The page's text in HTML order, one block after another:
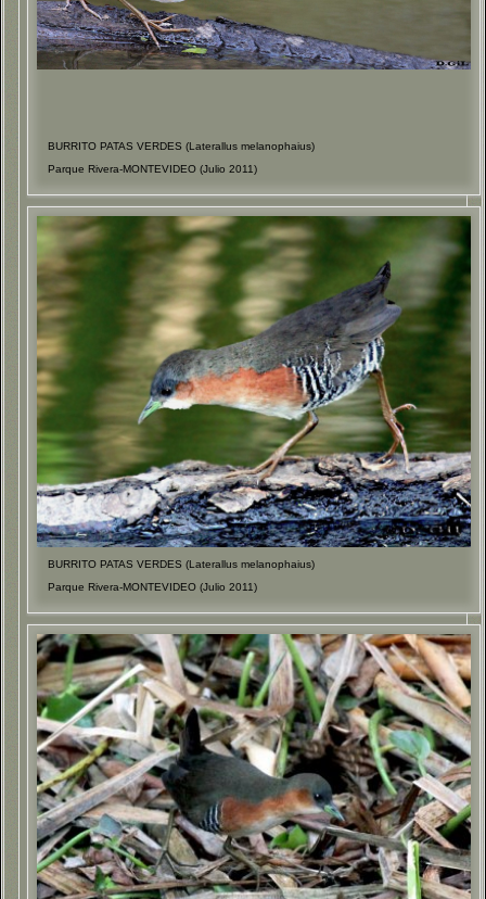
BURRITO PATAS VERDES (Laterallus melanophaius)
Parque Rivera-MONTEVIDEO (Julio 2011)
BURRITO PATAS VERDES (Laterallus melanophaius)
Parque Rivera-MONTEVIDEO (Julio 2011)